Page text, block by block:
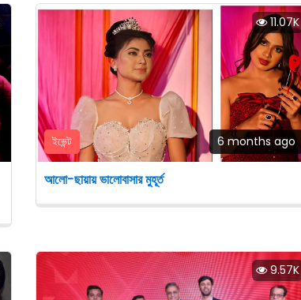
11.07K
ইভেন্ট 6 months ago
আলো-ছায়ায় ভালোবাসার মুহূর্ত
9.57K